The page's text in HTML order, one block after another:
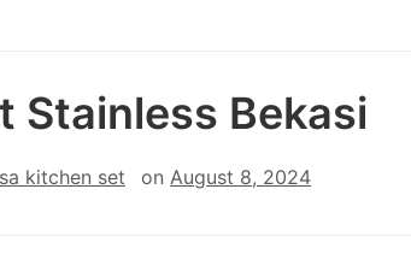
Stainless Bekasi
kitchen set on August 8, 2024